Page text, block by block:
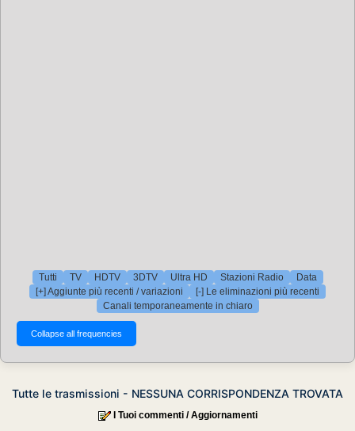
Tutti TV HDTV 3DTV Ultra HD Stazioni Radio
Data
[+] Aggiunte più recenti / variazioni
[-] Le eliminazioni più recenti
Canali temporaneamente in chiaro
Tutte le trasmissioni - NESSUNA CORRISPONDENZA TROVATA
I Tuoi commenti / Aggiornamenti